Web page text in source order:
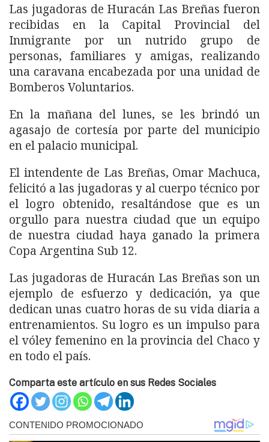
Las jugadoras de Huracán Las Breñas fueron
recibidas en la Capital Provincial del
Inmigrante por un nutrido grupo de
personas, familiares y amigas, realizando
una caravana encabezada por una unidad de
Bomberos Voluntarios.
En la mañana del lunes, se les brindó un
agasajo de cortesía por parte del municipio
en el palacio municipal.
El intendente de Las Breñas, Omar Machuca,
felicitó a las jugadoras y al cuerpo técnico por
el logro obtenido, resaltándose que es un
orgullo para nuestra ciudad que un equipo
de nuestra ciudad haya ganado la primera
Copa Argentina Sub 12.
Las jugadoras de Huracán Las Breñas son un
ejemplo de esfuerzo y dedicación, ya que
dedican unas cuatro horas de su vida diaria a
entrenamientos. Su logro es un impulso para
el vóley femenino en la provincia del Chaco y
en todo el país.
Comparta este artículo en sus Redes Sociales